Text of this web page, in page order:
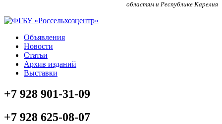
областям и Республике Карелия
Объявления
Новости
Статьи
Архив изданий
Выставки
+7 928 901-31-09
+7 928 625-08-07